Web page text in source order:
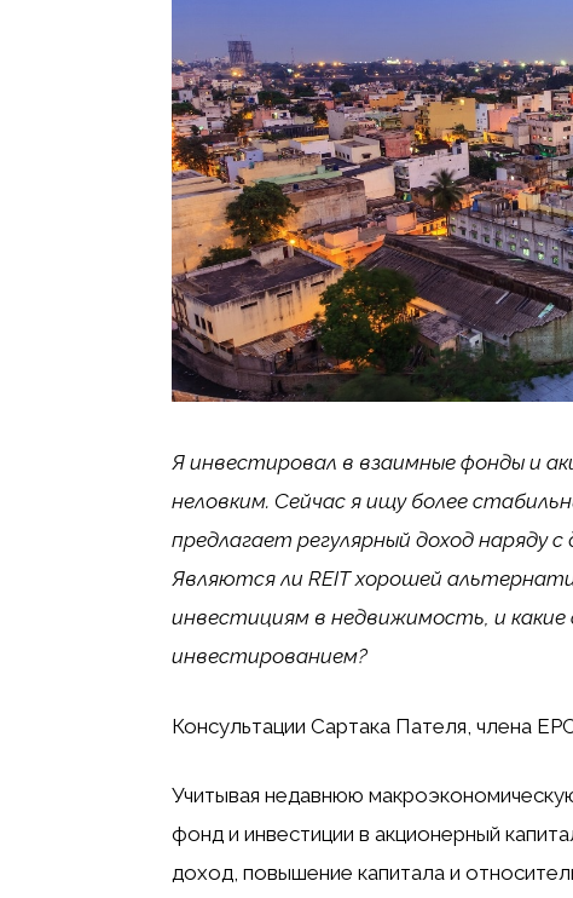
Я инвестировал в взаимные фонды и
неловким. Сейчас я ищу более
предлагает регулярный доход наряду
Являются ли REIT хорошей
инвестициям в недвижимость, и
инвестированием?
Консультации Сартака Пателя, члена
Учитывая недавнюю
фонд и инвестиции в акционерный
доход, повышение капитала и